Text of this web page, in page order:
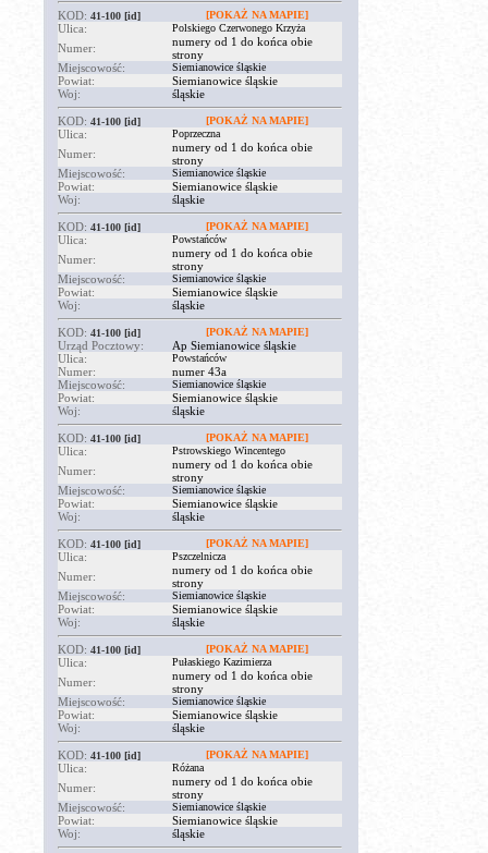
KOD: 41-100 [id] [POKAŻ NA MAPIE]
Ulica: Polskiego Czerwonego Krzyża
Numer:
numery od 1 do końca obie
strony
Miejscowość:
Siemianowice śląskie
Powiat:
Siemianowice śląskie
Woj:
śląskie
KOD: 41-100 [id] [POKAŻ NA MAPIE]
Ulica: Poprzeczna
Numer:
numery od 1 do końca obie
strony
Miejscowość:
Siemianowice śląskie
Powiat:
Siemianowice śląskie
Woj:
śląskie
KOD: 41-100 [id] [POKAŻ NA MAPIE]
Ulica: Powstańców
Numer:
numery od 1 do końca obie
strony
Miejscowość:
Siemianowice śląskie
Powiat:
Siemianowice śląskie
Woj:
śląskie
KOD: 41-100 [id] [POKAŻ NA MAPIE]
Urząd Pocztowy:
Ap Siemianowice śląskie
Ulica:
Powstańców
Numer:
numer 43a
Miejscowość:
Siemianowice śląskie
Powiat:
Siemianowice śląskie
Woj:
śląskie
KOD: 41-100 [id] [POKAŻ NA MAPIE]
Ulica: Pstrowskiego Wincentego
Numer:
numery od 1 do końca obie
strony
Miejscowość:
Siemianowice śląskie
Powiat:
Siemianowice śląskie
Woj:
śląskie
KOD: 41-100 [id] [POKAŻ NA MAPIE]
Ulica: Pszczelnicza
Numer:
numery od 1 do końca obie
strony
Miejscowość:
Siemianowice śląskie
Powiat:
Siemianowice śląskie
Woj:
śląskie
KOD: 41-100 [id] [POKAŻ NA MAPIE]
Ulica: Pułaskiego Kazimierza
Numer:
numery od 1 do końca obie
strony
Miejscowość:
Siemianowice śląskie
Powiat:
Siemianowice śląskie
Woj:
śląskie
KOD: 41-100 [id] [POKAŻ NA MAPIE]
Ulica: Różana
Numer:
numery od 1 do końca obie
strony
Miejscowość:
Siemianowice śląskie
Powiat:
Siemianowice śląskie
Woj:
śląskie